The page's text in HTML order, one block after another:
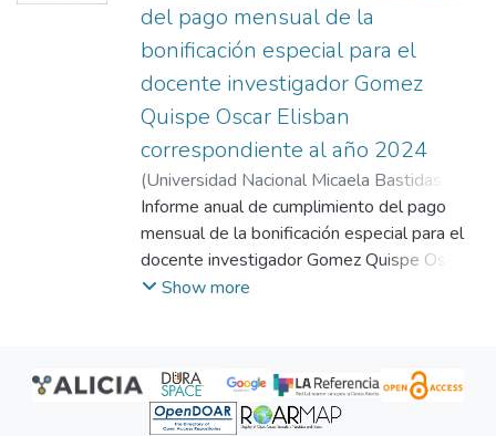
del pago mensual de la
bonificación especial para el
docente investigador Gomez
Quispe Oscar Elisban
correspondiente al año 2024
(Universidad Nacional Micaela Bastidas de
Apurímac,2025-02-03)Gomez Quispe,
Oscar Elisban
Informe anual de cumplimiento del pago
mensual de la bonificación especial para el
docente investigador Gomez Quispe Oscar
Elisban correspondiente al año 2024.
Show more